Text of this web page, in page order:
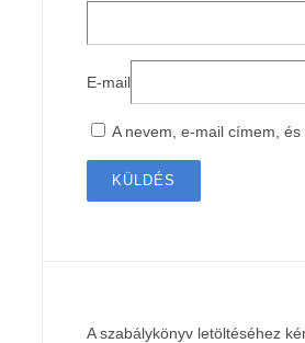
E-mail
A nevem, e-mail címem,
A szabálykönyv letöltéséhez